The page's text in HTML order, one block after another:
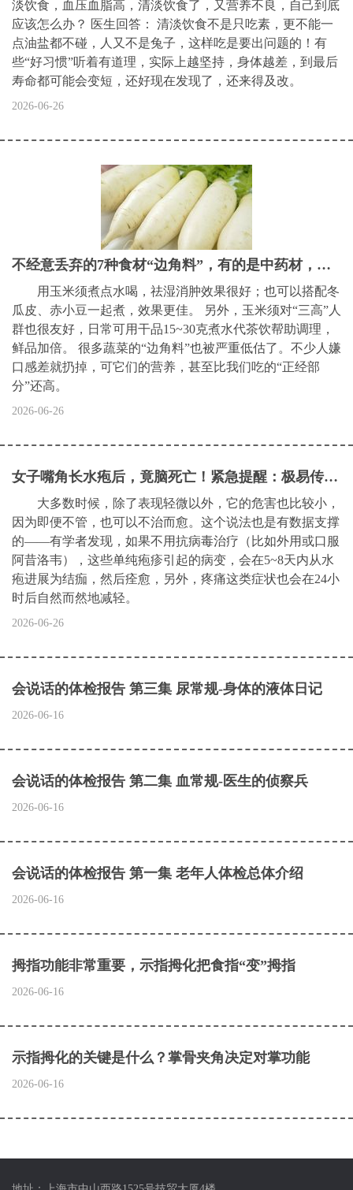
淡饮食，血压血脂高，清淡饮食了，又营养不良，自己到底
应该怎么办？ 医生回答： 清淡饮食不是只吃素，更不能一
点油盐都不碰，人又不是兔子，这样吃是要出问题的！有
些“好习惯”听着有道理，实际上越坚持，身体越差，到最后
寿命都可能会变短，还好现在发现了，还来得及改。
2026-06-26
不经意丢弃的7种食材“边角料”，有的是中药材，有的营养丰富
用玉米须煮点水喝，祛湿消肿效果很好；也可以搭配冬
瓜皮、赤小豆一起煮，效果更佳。 另外，玉米须对“三高”人
群也很友好，日常可用干品15~30克煮水代茶饮帮助调理，
鲜品加倍。 很多蔬菜的“边角料”也被严重低估了。不少人嫌
口感差就扔掉，可它们的营养，甚至比我们吃的“正经部
分”还高。
2026-06-26
女子嘴角长水疱后，竟脑死亡！紧急提醒：极易传染，一旦感染，终身携带
大多数时候，除了表现轻微以外，它的危害也比较小，
因为即便不管，也可以不治而愈。这个说法也是有数据支撑
的——有学者发现，如果不用抗病毒治疗（比如外用或口服
阿昔洛韦），这些单纯疱疹引起的病变，会在5~8天内从水
疱进展为结痂，然后痊愈，另外，疼痛这类症状也会在24小
时后自然而然地减轻。
2026-06-26
会说话的体检报告 第三集 尿常规-身体的液体日记
2026-06-16
会说话的体检报告 第二集 血常规-医生的侦察兵
2026-06-16
会说话的体检报告 第一集 老年人体检总体介绍
2026-06-16
拇指功能非常重要，示指拇化把食指“变”拇指
2026-06-16
示指拇化的关键是什么？掌骨夹角决定对掌功能
2026-06-16